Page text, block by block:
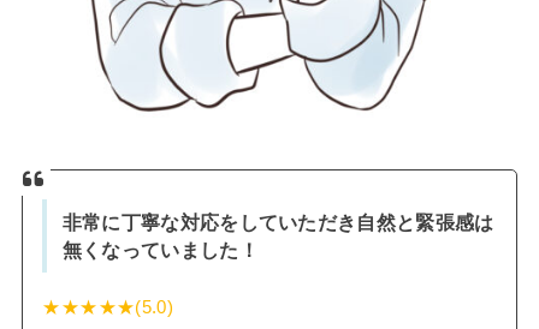
非常に丁寧な対応をしていただき自然と緊張感は
無くなっていました！
★★★★★(5.0)